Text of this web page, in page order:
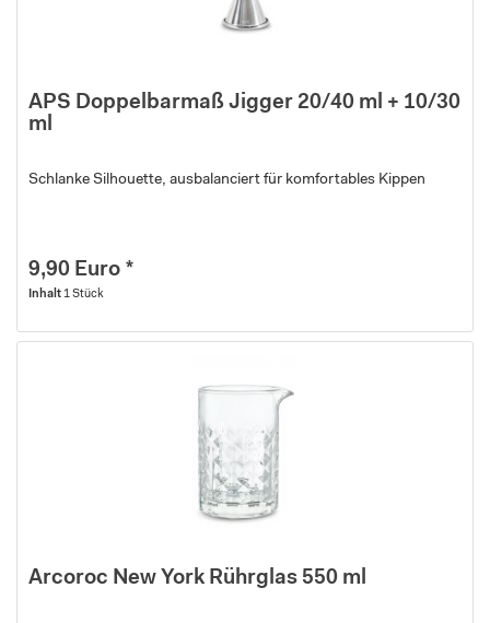
APS Doppelbarmaß Jigger 20/40 ml + 10/30
ml
Schlanke Silhouette, ausbalanciert für komfortables Kippen
9,90 Euro *
Inhalt 1 Stück
Arcoroc New York Rührglas 550 ml